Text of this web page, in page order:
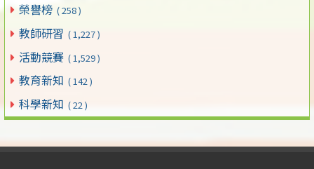
榮譽榜 ( 258 )
教師研習 ( 1,227 )
活動競賽 ( 1,529 )
教育新知 ( 142 )
科學新知 ( 22 )